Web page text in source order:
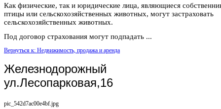
Как физические, так и юридические лица, являющиеся
птицы или сельскохозяйственных животных, могут застраховать
сельскохозяйственных животных.
Под договор страхования могут подпадать ...
Вернуться к: Недвижимость, продажа и аренда
Железнодорожный
ул.Лесопарковая,16
pic_542d7ac00e4bf.jpg